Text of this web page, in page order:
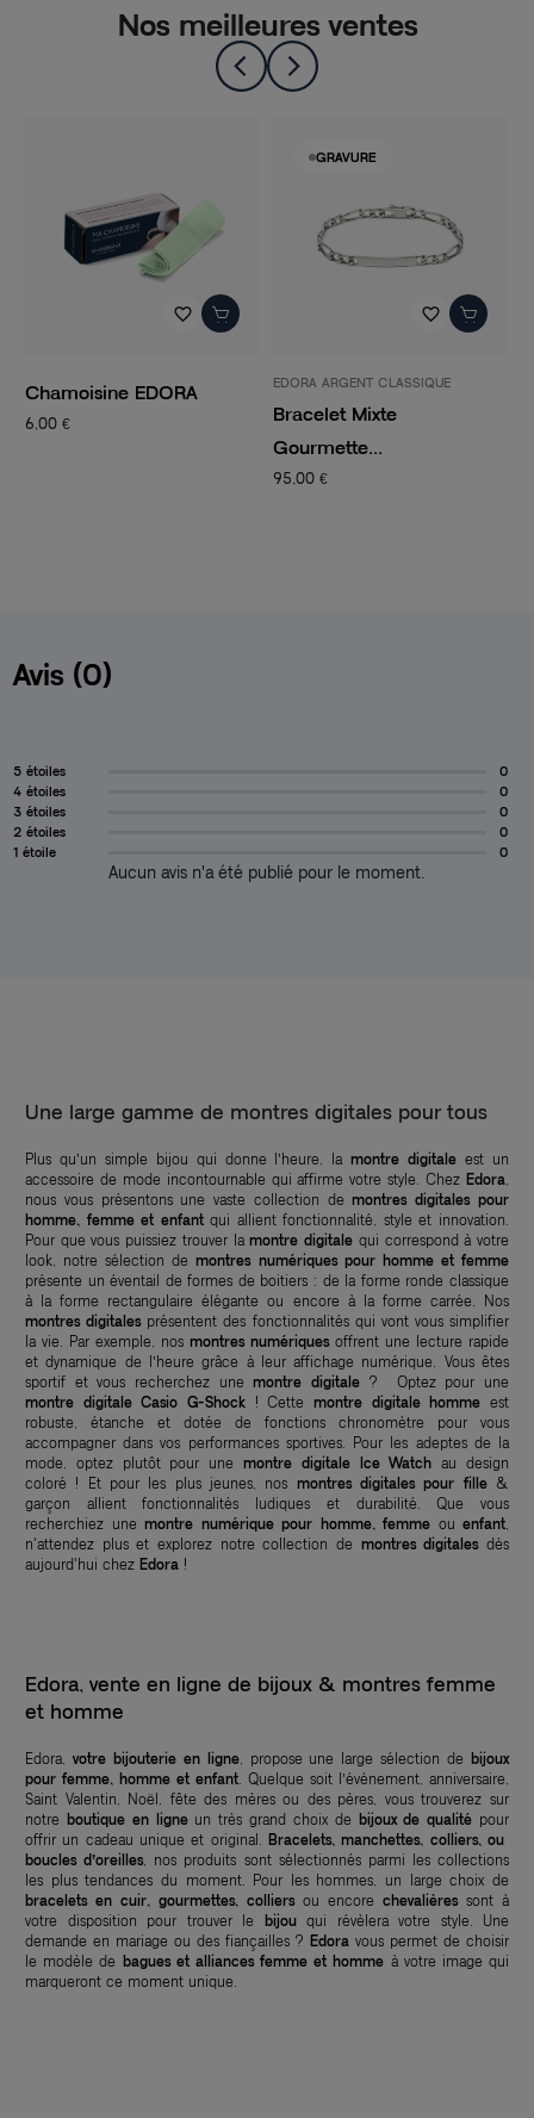
Nos meilleures ventes
favorite_border
Chamoisine EDORA
6,00 €
GRAVURE
favorite_border
EDORA ARGENT CLASSIQUE
Bracelet Mixte
Gourmette...
95,00 €
Avis (0)
5 étoiles
0
4 étoiles
0
3 étoiles
0
2 étoiles
0
1 étoile
0
Aucun avis n'a été publié pour le moment.
Une large gamme de montres digitales pour tous
Plus qu’un simple bijou qui donne l’heure, lamontre digitale est un
accessoire de mode incontournable qui affirme votre style. Chez Edora
nous vous présentons une vaste collection demontres digitales pour
homme, femme et enfantqui allient fonctionnalité, style et innovation.
Pour que vous puissiez trouver lamontre digitale qui correspond à votre
look, notre sélection demontres numériques pour homme et femme
présente un éventail de formes de boitiers : de la forme ronde classique
à la forme rectangulaire élégante ou encore à la forme carrée. Nos
montres digitalesprésentent des fonctionnalités qui vont vous simplifier
la vie. Par exemple, nos montres numériques offrent une lecture rapide
et dynamique de l’heure grâce à leur affichage numérique. Vous êtes
sportif et vous recherchez unemontre digitale? Optez pour une
montre digitale Casio G-Shock ! Cette montre digitale homme est
robuste, étanche et dotée de fonctions chronomètre pour vous
accompagner dans vos performances sportives. Pour les adeptes de la
mode, optez plutôt pour une montre digitale Ice Watch au design
coloré ! Et pour les plus jeunes, nos montres digitales pour fille &
garçon allient fonctionnalités ludiques et durabilité. Que vous
recherchiez une montre numérique pour homme, femme ou enfant
n'attendez plus et explorez notre collection de montres digitalesdès
aujourd'hui chez Edora !
Edora, vente en ligne de bijoux & montres femme
et homme
Edora, votre bijouterie en ligne, propose une large sélection debijoux
pour femme, homme et enfant . Quelque soit l’événement, anniversaire,
Saint Valentin, Noël, fête des mères ou des pères, vous trouverez sur
notre boutique en ligneun très grand choix de bijoux de qualité pour
offrir un cadeau unique et original. Bracelets, manchettes, colliers, ou
boucles d’oreilles, nos produits sont sélectionnés parmi les collections
les plus tendances du moment. Pour les hommes, un large choix de
bracelets en cuir, gourmettes, colliersou encore chevalièressont à
votre disposition pour trouver le bijouqui révèlera votre style. Une
demande en mariage ou des fiançailles ?Edora vous permet de choisir
le modèle de bagues et alliances femme et homme à votre image qui
marqueront ce moment unique.